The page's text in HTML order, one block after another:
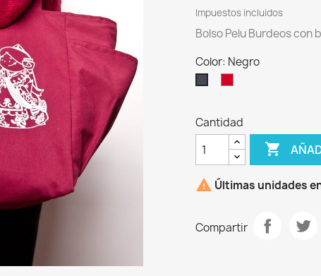
Impuestos incluidos
Bolso Pelu Burdeos con
Color: Negro
Cantidad

 Últimas unidades
Compartir